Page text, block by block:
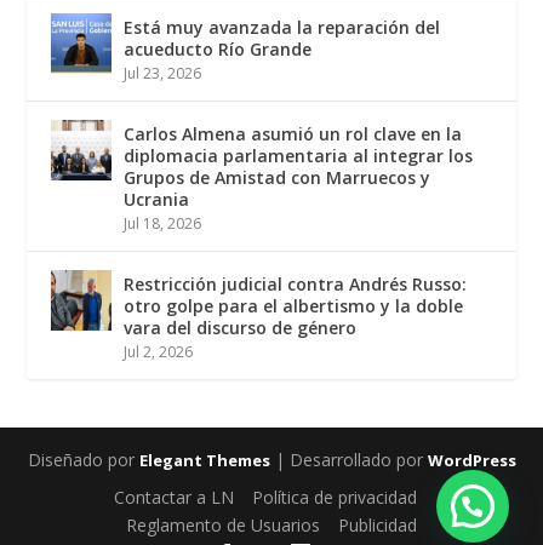
Está muy avanzada la reparación del
acueducto Río Grande
Jul 23, 2026
Carlos Almena asumió un rol clave en la
diplomacia parlamentaria al integrar los
Grupos de Amistad con Marruecos y
Ucrania
Jul 18, 2026
Restricción judicial contra Andrés Russo:
otro golpe para el albertismo y la doble
vara del discurso de género
Jul 2, 2026
Diseñado por Elegant Themes| Desarrollado por WordPress
Contactar a LN
Política de privacidad
Reglamento de Usuarios
Publicidad